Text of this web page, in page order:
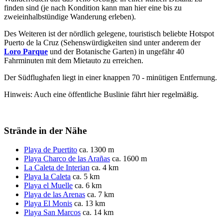
finden sind (je nach Kondition kann man hier eine bis zu
zweieinhalbstündige Wanderung erleben).
Des Weiteren ist der nördlich gelegene, touristisch beliebte Hotspot
Puerto de la Cruz (Sehenswürdigkeiten sind unter anderem der
Loro Parque und der Botanische Garten) in ungefähr 40
Fahrminuten mit dem Mietauto zu erreichen.
Der Südflughafen liegt in einer knappen 70 - minütigen Entfernung.
Hinweis: Auch eine öffentliche Buslinie fährt hier regelmäßig.
Strände in der Nähe
Playa de Puertito ca. 1300 m
Playa Charco de las Arañas ca. 1600 m
La Caleta de Interian ca. 4 km
Playa la Caleta ca. 5 km
Playa el Muelle ca. 6 km
Playa de las Arenas ca. 7 km
Playa El Monis ca. 13 km
Playa San Marcos ca. 14 km